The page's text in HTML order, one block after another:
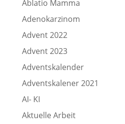
Ablatio Mamma
Adenokarzinom
Advent 2022
Advent 2023
Adventskalender
Adventskalener 2021
AI- KI
Aktuelle Arbeit